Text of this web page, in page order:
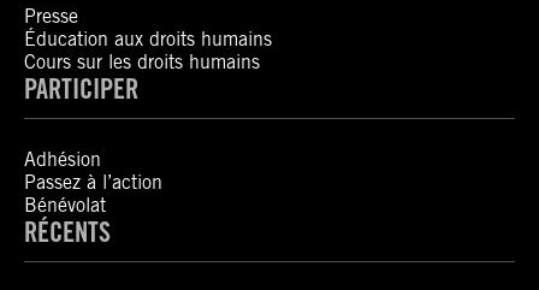
Presse
Éducation aux droits humains
Cours sur les droits humains
PARTICIPER
Adhésion
Passez à l’action
Bénévolat
RÉCENTS